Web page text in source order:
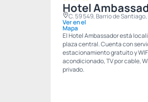
Hotel
C. 59 549, Barrio de
Ver en el
Mapa
El Hotel Ambassador está
plaza central. Cuenta con
estacionamiento gratuito y
acondicionado, TV por cable,
privado.